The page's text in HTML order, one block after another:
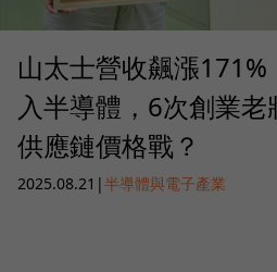
山太士營收飆漲
入半導體，6次創業
供應鏈價格戰？
2025.08.21 |半導體與電子產業